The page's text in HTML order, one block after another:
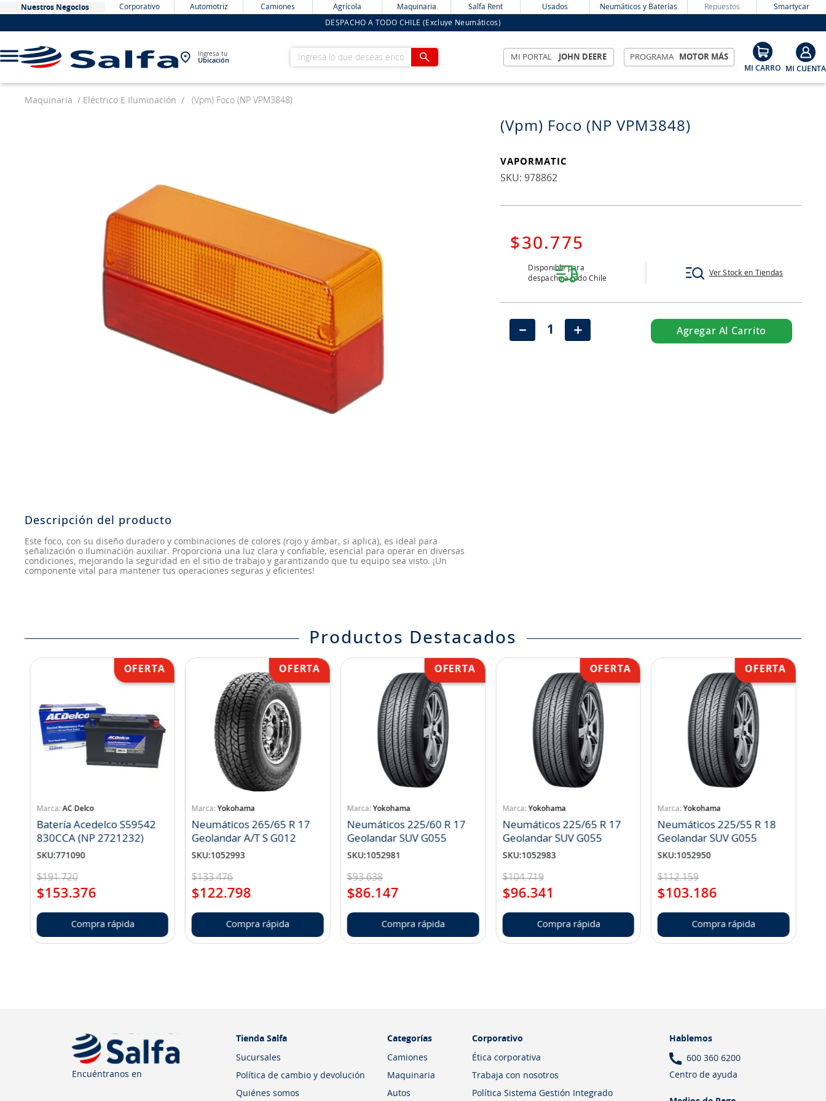
Nuestros Negocios Corporativo Automotriz Camiones Agrícola Maquinaria Salfa Rent Usados Neumáticos y Baterías Repuestos Smartycar
DESPACHO A TODO CHILE (Excluye Neumáticos)
Ingresa tu
Ubicación
Ingresa lo que deseas encontrar MI PORTAL JOHN DEERE PROGRAMA MOTOR MÁS
Maquinaria Eléctrico E Iluminación (Vpm) Foco (NP VPM3848)
Descripción del producto
Este foco, con su diseño duradero y combinaciones de colores (rojo y ámbar, si aplica), es ideal para
señalización o iluminación auxiliar. Proporciona una luz clara y confiable, esencial para operar en diversas
condiciones, mejorando la seguridad en el sitio de trabajo y garantizando que tu equipo sea visto. ¡Un
componente vital para mantener tus operaciones seguras y eficientes!
(Vpm) Foco (NP VPM3848)
VAPORMATIC
:978862
$30.775
Disponible para
despacho a todo Chile
Ver Stock en Tiendas
＋
－ Agregar Al Carrito
Productos Destacados
AC Delco
Batería Acedelco S59542
830CCA (NP 2721232)
SKU:771090
$191.720
$153.376
Compra rápida
Yokohama
Neumáticos 265/65 R 17
Geolandar A/T S G012
SKU:1052993
$133.476
$122.798
Compra rápida
Yokohama
Neumáticos 225/60 R 17
Geolandar SUV G055
SKU:1052981
$93.638
$86.147
Compra rápida
Yokohama
Neumáticos 225/65 R 17
Geolandar SUV G055
SKU:1052983
$104.719
$96.341
Compra rápida
Yokohama
Neumáticos 225/55 R 18
Geolandar SUV G055
SKU:1052950
$112.159
$103.186
Compra rápida
Encuéntranos en
Tienda Salfa
Sucursales
Política de cambio y devolución
Quiénes somos
Categorías
Camiones
Maquinaria
Autos
Corporativo
Ética corporativa
Trabaja con nosotros
Política Sistema Gestión Integrado
Hablemos
600 360 6200
Centro de ayuda
neumáticos 235